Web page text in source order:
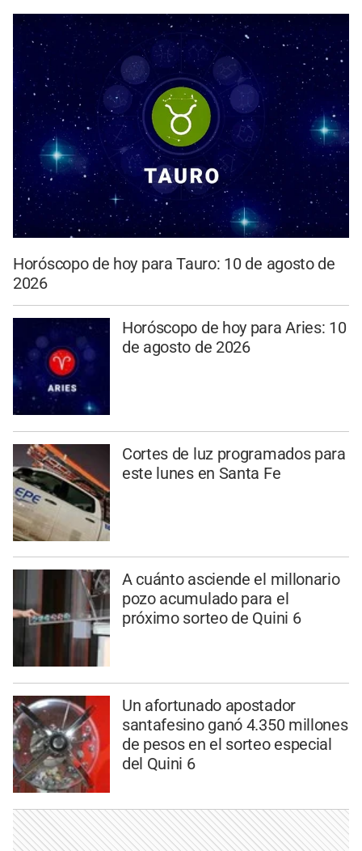
Horóscopo de hoy para Tauro: 10 de agosto de
2026
Horóscopo de hoy para Aries: 10
de agosto de 2026
Cortes de luz programados para
este lunes en Santa Fe
A cuánto asciende el millonario
pozo acumulado para el
próximo sorteo de Quini 6
Un afortunado apostador
santafesino ganó 4.350 millones
de pesos en el sorteo especial
del Quini 6